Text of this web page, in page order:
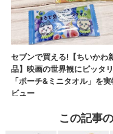
この記事